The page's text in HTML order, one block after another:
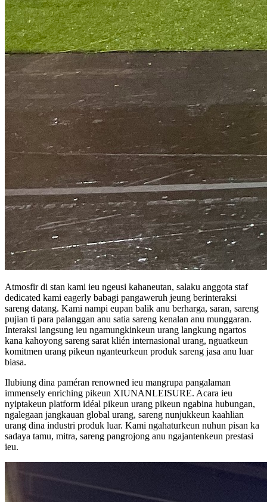
Atmosfir di stan kami ieu ngeusi kahaneutan, salaku anggota staf
dedicated kami eagerly babagi pangaweruh jeung berinteraksi
sareng datang. Kami nampi eupan balik anu berharga, saran, sareng
pujian ti para palanggan anu satia sareng kenalan anu munggaran.
Interaksi langsung ieu ngamungkinkeun urang langkung ngartos
kana kahoyong sareng sarat klién internasional urang, nguatkeun
komitmen urang pikeun nganteurkeun produk sareng jasa anu luar
biasa.
Ilubiung dina paméran renowned ieu mangrupa pangalaman
immensely enriching pikeun XIUNANLEISURE. Acara ieu
nyiptakeun platform idéal pikeun urang pikeun ngabina hubungan,
ngalegaan jangkauan global urang, sareng nunjukkeun kaahlian
urang dina industri produk luar. Kami ngahaturkeun nuhun pisan ka
sadaya tamu, mitra, sareng pangrojong anu ngajantenkeun prestasi
ieu.